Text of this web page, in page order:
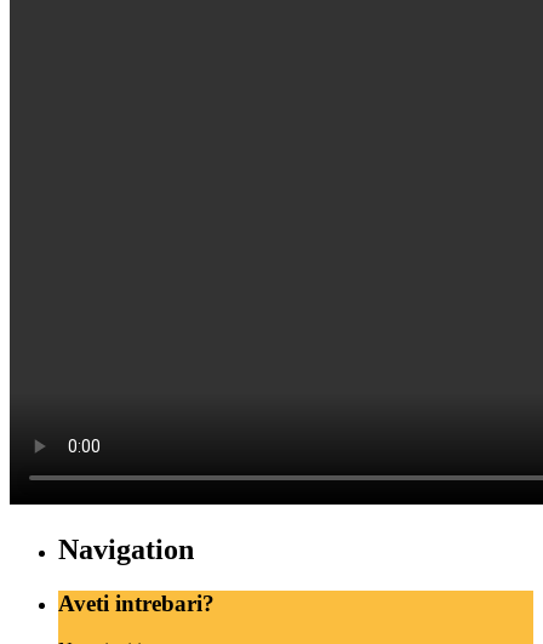
Navigation
Aveti intrebari?